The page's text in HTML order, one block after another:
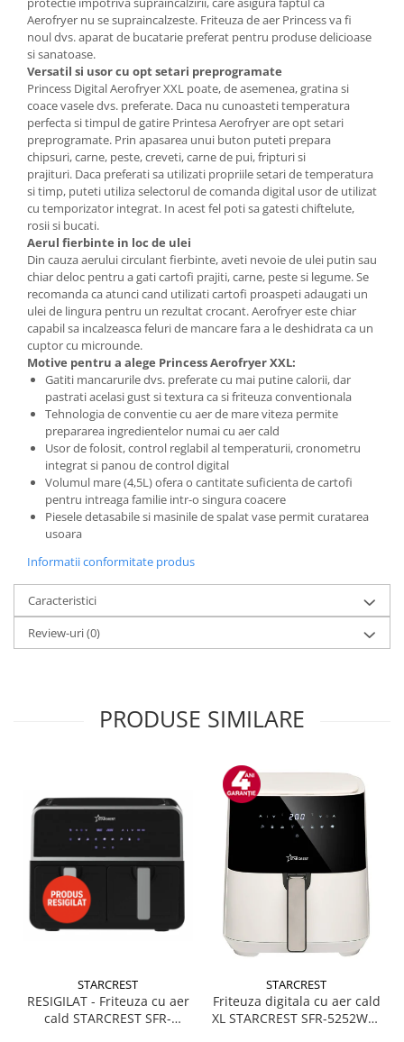
Aspiratoare
Mopuri electrice cu abur
Ingrijire personala
Cantare corporale
Ingrijire tesaturi
Statii de calcat
Masini de cusut
Ondulatoare
Perii de par electrice
Periute de dinti electrice
Pile electrice
Placi de indreptat parul
Plite
Preparare alimente
Masini de tocat
Preparare ceai si cafea
Aparate de spumat lapte
Espressoare
Preparare desert
accesori inghetata
Aparate de facut inghetata
Preparare paine
Masini de facut paine
Prajitoare de paine
Storcatoare
TV, Electronice & Gaming
Aparate foto & accesorii
Alte accesorii foto & video
Aparate foto compacte
Aparate foto DSLR
Aparate foto Mirrorless
Carduri memorie
Boxe portabile
Aerofryer nu se supraincalzeste. Friteuza de aer Princess va fi
noul dvs. aparat de bucatarie preferat pentru produse delicioase
si sanatoase.
Versatil si usor cu opt setari preprogramate
Princess Digital Aerofryer XXL poate, de asemenea, gratina si
coace vasele dvs. preferate. Daca nu cunoasteti temperatura
perfecta si timpul de gatire Printesa Aerofryer are opt setari
preprogramate. Prin apasarea unui buton puteti prepara
chipsuri, carne, peste, creveti, carne de pui, fripturi si
prajituri. Daca preferati sa utilizati propriile setari de temperatura
si timp, puteti utiliza selectorul de comanda digital usor de utilizat
cu temporizator integrat. In acest fel poti sa gatesti chiftelute,
rosii si bucati.
Aerul fierbinte in loc de ulei
Din cauza aerului circulant fierbinte, aveti nevoie de ulei putin sau
chiar deloc pentru a gati cartofi prajiti, carne, peste si legume. Se
recomanda ca atunci cand utilizati cartofi proaspeti adaugati un
ulei de lingura pentru un rezultat crocant. Aerofryer este chiar
capabil sa incalzeasca feluri de mancare fara a le deshidrata ca un
cuptor cu microunde.
Motive pentru a alege Princess Aerofryer XXL:
Gatiti mancarurile dvs. preferate cu mai putine calorii, dar
pastrati acelasi gust si textura ca si friteuza conventionala
Tehnologia de conventie cu aer de mare viteza permite
prepararea ingredientelor numai cu aer cald
Usor de folosit, control reglabil al temperaturii, cronometru
integrat si panou de control digital
Volumul mare (4,5L) ofera o cantitate suficienta de cartofi
pentru intreaga familie intr-o singura coacere
Piesele detasabile si masinile de spalat vase permit curatarea
usoara
Informatii conformitate produs
Caracteristici
Review-uri(0)
PRODUSE SIMILARE
STARCREST
RESIGILAT - Friteuza cu aer
cald STARCREST SFR-
STARCREST
Friteuza digitala cu aer cald
XL STARCREST SFR-5252WH,